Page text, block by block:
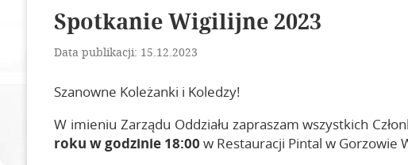
Zasłużeni dla Oddziału
Zostań członkiem SGP
Szkolenia
Spotkanie Wigilijne 2023
Data publikacji: 15.12.2023
Szanowne Koleżanki i Koledzy!
W imieniu Zarządu Oddziału zapraszam wszystkich
roku w godzinie 18:00 w Restauracji Pintal w Gorzowie